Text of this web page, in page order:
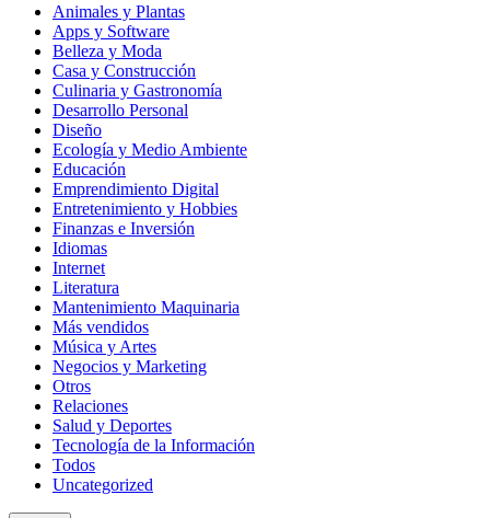
Animales y Plantas
Apps y Software
Belleza y Moda
Casa y Construcción
Culinaria y Gastronomía
Desarrollo Personal
Diseño
Ecología y Medio Ambiente
Educación
Emprendimiento Digital
Entretenimiento y Hobbies
Finanzas e Inversión
Idiomas
Internet
Literatura
Mantenimiento Maquinaria
Más vendidos
Música y Artes
Negocios y Marketing
Otros
Relaciones
Salud y Deportes
Tecnología de la Información
Todos
Uncategorized